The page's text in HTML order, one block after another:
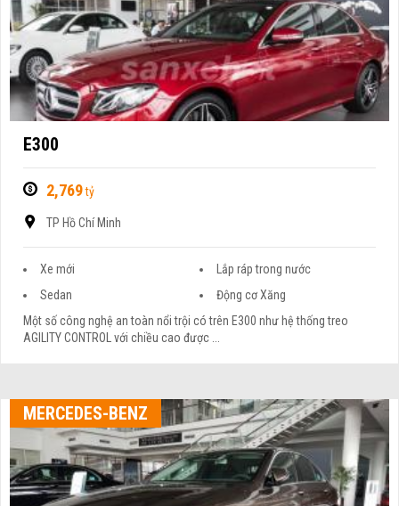
E300
2,769tỷ
TP Hồ Chí Minh
Xe mới
Lắp ráp trong nước
Sedan
Động cơ Xăng
Một số công nghệ an toàn nổi trội có trên E300 như hệ thống treo
AGILITY CONTROL với chiều cao được ...
MERCEDES-BENZ